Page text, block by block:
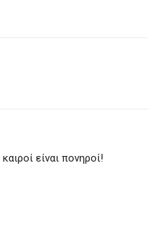
είναι πονηροί!